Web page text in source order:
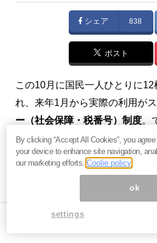
シェア 838
ポスト
この10月に国民一人ひとりに
れ、来年1月から実際の利用が
ー（社会保障・税番号）制度。
てなに？マイナちゃんがなに言
分からないよ！という方もまだ
マイナンバー制度の便利な
メルマガ『らぽーる・マガ
解説します。
By clicking “Accept All Cookies”, you
your device to enhance site navigation,
our marketing efforts.Coolie policy
ok
settings